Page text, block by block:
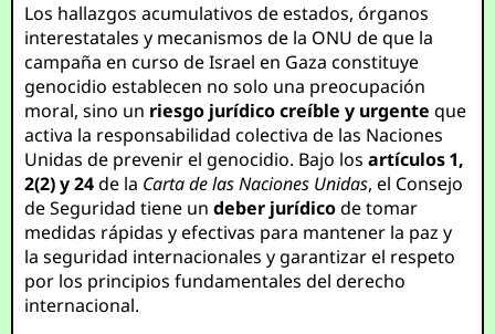
Los hallazgos acumulativos de estados, órganos
interestatales y mecanismos de la ONU de que la
campaña en curso de Israel en Gaza constituye
genocidio establecen no solo una preocupación
moral, sino un riesgo jurídico creíble y urgente que
activa la responsabilidad colectiva de las Naciones
Unidas de prevenir el genocidio. Bajo losartículos 1,
2(2) y 24de la Carta de las Naciones Unidas, el Consejo
de Seguridad tiene undeber jurídicode tomar
medidas rápidas y efectivas para mantener la paz y
la seguridad internacionales y garantizar el respeto
por los principios fundamentales del derecho
internacional.